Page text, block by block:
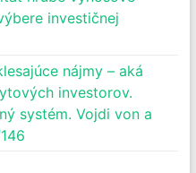
investičnej
nájmy – aká
investorov.
systém. Vojdi von a